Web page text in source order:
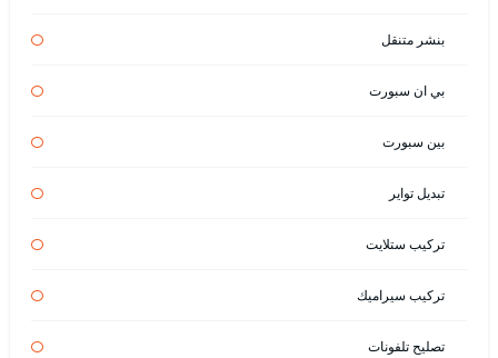
بنشر متنقل
بي ان سبورت
بين سبورت
تبديل تواير
تركيب ستلايت
تركيب سيراميك
تصليح تلفونات